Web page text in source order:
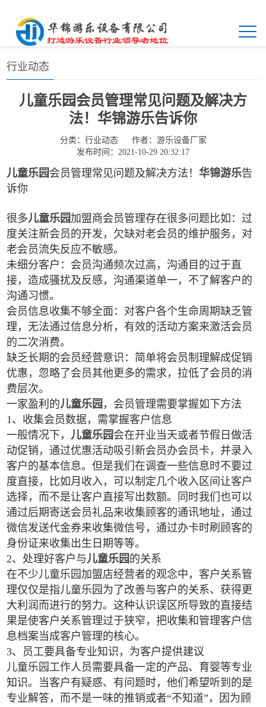
首页>>新闻中心>>行业动态
行业动态
儿童乐园会员管理常见问题及解决方
法！华锦游乐告诉你
分类： 行业动态 作者： 游乐设备厂家
发布时间：2021-10-29 20:32:17
儿童乐园会员管理常见问题及解决方法！华锦游乐告
诉你
很多儿童乐园加盟商会员管理存在很多问题比如：过
度关注新会员的开发，欠缺对老会员的维护服务，对
老会员流失反应不敏感。
未细分客户：会员沟通频次过高，沟通目的过于直
接，造成骚扰及反感，沟通渠道单一，不了解客户的
沟通习惯。
会员信息收集不够全面：对客户各个生命周期缺乏管
理，无法通过信息分析，有效的活动方案来激活会员
的二次消费。
缺乏长期的会员经营意识：简单将会员制理解成促销
优惠，忽略了会员其他更多的需求，拉低了会员的消
费层次。
一家盈利的儿童乐园 ，会员管理需要掌握如下方法
1、收集会员数据，需掌握客户信息
一般情况下，儿童乐园会在开业当天或者节假日做活
动促销，通过优惠活动吸引新会员办会员卡，并录入
客户的基本信息。但是我们在调查一些信息时不要过
度直接，比如月收入，可以制定几个收入区间让客户
选择，而不是让客户直接写出数额。同时我们也可以
通过后期寄送会员礼品来收集顾客的通讯地址，通过
微信发送代金券来收集微信号，通过办卡时刷顾客的
身份证来收集出生日期等等。
2、处理好客户与儿童乐园 的关系
在不少儿童乐园加盟店经营者的观念中，客户关系管
理仅仅是指儿童乐园为了改善与客户的关系、获得更
大利润而进行的努力。这种认识误区所导致的直接结
果是使客户关系管理过于狭窄，把收集和管理客户信
息档案当成客户管理的核心。
3、员工要具备专业知识，为客户提供建议
儿童乐园工作人员需要具备一定的产品、育婴等专业
知识。当客户有疑惑、有问题时，他们希望听到的是
专业解答，而不是一味的推销或者“不知道”，因为顾